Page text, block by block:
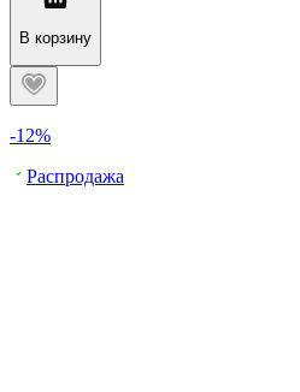
В корзину
-12%
Распродажа